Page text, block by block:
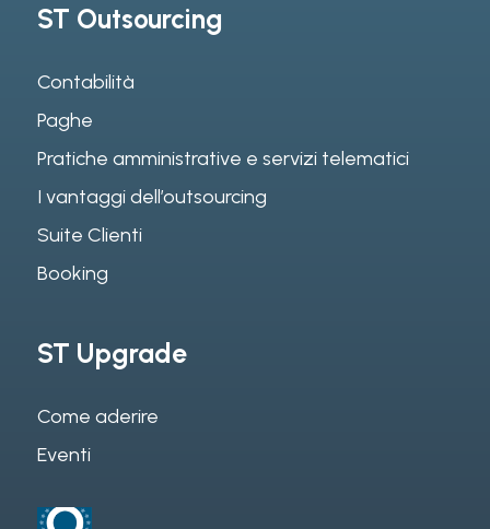
ST Outsourcing
Contabilità
Paghe
Pratiche amministrative e servizi telematici
I vantaggi dell’outsourcing
Suite Clienti
Booking
ST Upgrade
Come aderire
Eventi